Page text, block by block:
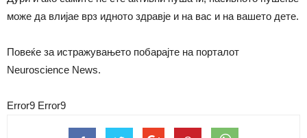
може да влијае врз идното здравје и на вас и на вашето дете.
Повеќе за истражувањето побарајте на порталот
Neuroscience News.
Error9 Error9